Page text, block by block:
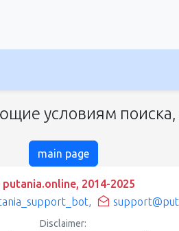
условиям
main page
2014-2025
,
Disclaimer: